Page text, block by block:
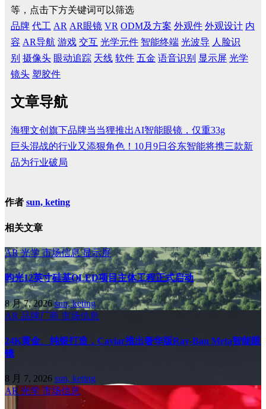
等，点击下方关键词可以筛选
品牌 代工 AR AR眼镜 VR ODM及方案 外观件 外观设计 内
容 AR导航 游戏 交互 光学元件 智能终端 光波导 人脸识
别 摄像头 眼动追踪 天线 软件 五金 语音识别 显示屏 光学
镜头 塑胶件
文章导航
海狸文创旗下品牌当当狸推出AI智能眼镜，仅重33g
巨头混战的行业又添狠角色！10月9日谷东智能将携三款新
品为行业破局
作者 sun, keting
相关文章
AR光学市场信息显示屏
昀光12英寸硅基OLED项目主体工程正式启动
8 月 7, 2026sun, keting
AR 品牌厂商 市场信息
24K黄金、纯银打造，Caviar推出奢华版Ray-Ban Meta智能眼
镜
8 月 7, 2026 sun, keting
AR 光学 市场信息